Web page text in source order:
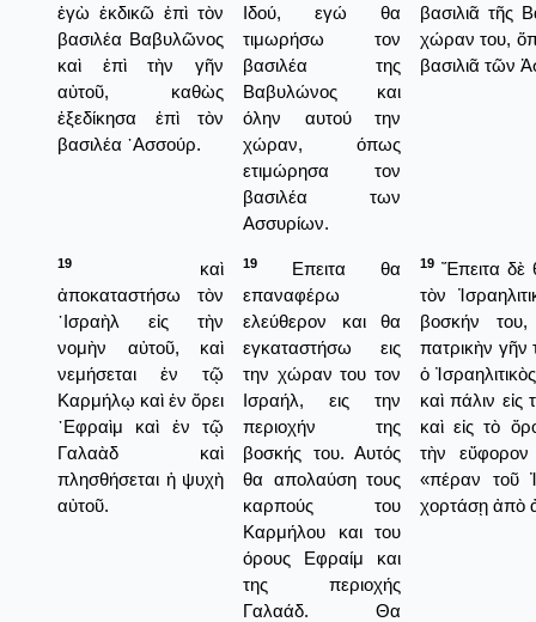
ἐγὼ ἐκδικῶ ἐπὶ τὸν
βασιλέα Βαβυλῶνος
καὶ ἐπὶ τὴν γῆν
αὐτοῦ, καθὼς
ἐξεδίκησα ἐπὶ τὸν
βασιλέα ᾿Ασσούρ.
Ιδού, εγώ θα
τιμωρήσω τον
βασιλέα της
Βαβυλώνος και
όλην αυτού την
χώραν, όπως
ετιμώρησα τον
βασιλέα των
Ασσυρίων.
βασιλιᾶ τῆς
χώραν του,
βασιλιᾶ τῶν
19
καὶ
ἀποκαταστήσω τὸν
᾿Ισραὴλ εἰς τὴν
νομὴν αὐτοῦ, καὶ
νεμήσεται ἐν τῷ
Καρμήλῳ καὶ ἐν ὄρει
᾿Εφραὶμ καὶ ἐν τῷ
Γαλαὰδ καὶ
πλησθήσεται ἡ ψυχὴ
αὐτοῦ.
19
Επειτα θα
επαναφέρω
ελεύθερον και θα
εγκαταστήσω εις
την χώραν του τον
Ισραήλ, εις την
περιοχήν της
βοσκής του. Αυτός
θα απολαύση τους
καρπούς του
Καρμήλου και του
όρους Εφραίμ και
της περιοχής
Γαλαάδ. Θα
19 Ἔπειτα δὲ
τὸν
βοσκήν
πατρικὴν γῆν
ὁ
καὶ πάλιν
καὶ εἰς τὸ
τὴν
«πέραν τοῦ
χορτάσῃ ἀπὸ